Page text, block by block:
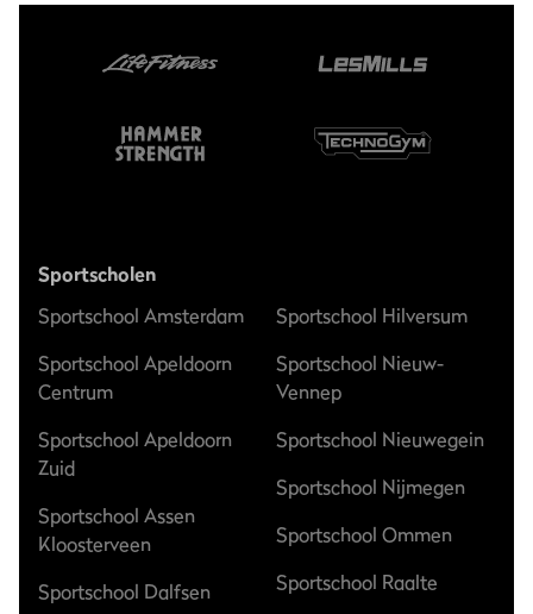
Sportscholen
Sportschool Amsterdam
Sportschool Apeldoorn
Centrum
Sportschool Apeldoorn
Zuid
Sportschool Assen
Kloosterveen
Sportschool Dalfsen
Sportschool Hilversum
Sportschool Nieuw-
Vennep
Sportschool Nieuwegein
Sportschool Nijmegen
Sportschool Ommen
Sportschool Raalte